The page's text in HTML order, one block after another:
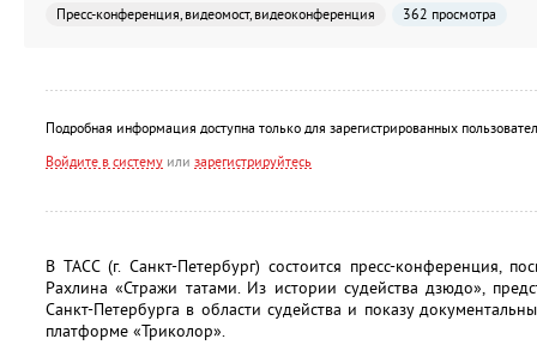
Пресс-конференция, видеомост, видеоконференция 362 просмотра
Подробная информация доступна только для зарегистрированных
Войдите в систему или зарегистрируйтесь
В ТАСС (г. Санкт-Петербург) состоится пресс-конференция,
Рахлина «Стражи татами. Из истории судейства дзюдо»,
Санкт-Петербурга в области судейства и показу
платформе «Триколор».